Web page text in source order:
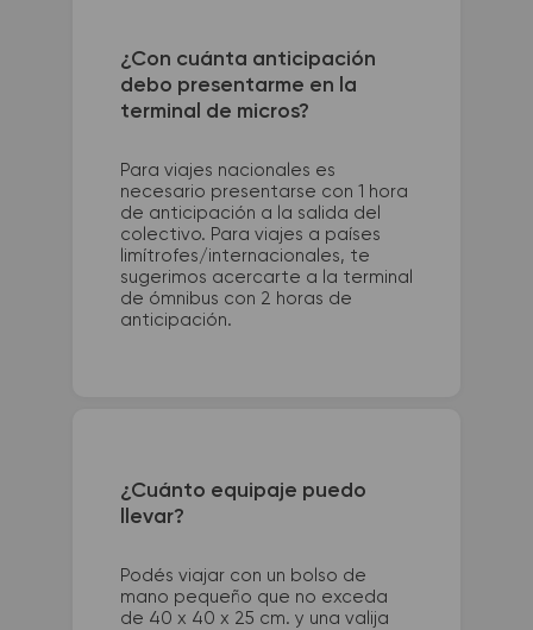
¿Con cuánta anticipación
debo presentarme en la
terminal de micros?
Para viajes nacionales es
necesario presentarse con 1 hora
de anticipación a la salida del
colectivo. Para viajes a países
limítrofes/internacionales, te
sugerimos acercarte a la terminal
de ómnibus con 2 horas de
anticipación.
¿Cuánto equipaje puedo
llevar?
Podés viajar con un bolso de
mano pequeño que no exceda
de 40 x 40 x 25 cm. y una valija